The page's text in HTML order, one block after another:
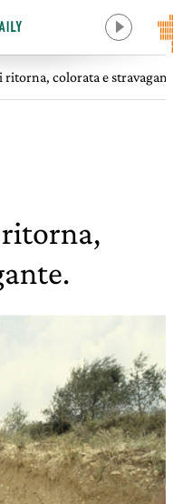
ritorna, colorata e